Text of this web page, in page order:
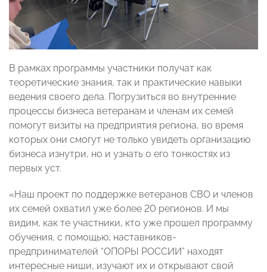
В рамках программы участники получат как
теоретические знания, так и практические навыки
ведения своего дела. Погрузиться во внутренние
процессы бизнеса ветеранам и членам их семей
помогут визиты на предприятия региона, во время
которых они смогут не только увидеть организацию
бизнеса изнутри, но и узнать о его тонкостях из
первых уст.
«Наш проект по поддержке ветеранов СВО и членов
их семей охватил уже более 20 регионов. И мы
видим, как те участники, кто уже прошел программу
обучения, с помощью, наставников-
предпринимателей “ОПОРЫ РОССИИ” находят
интересные ниши, изучают их и открывают свой